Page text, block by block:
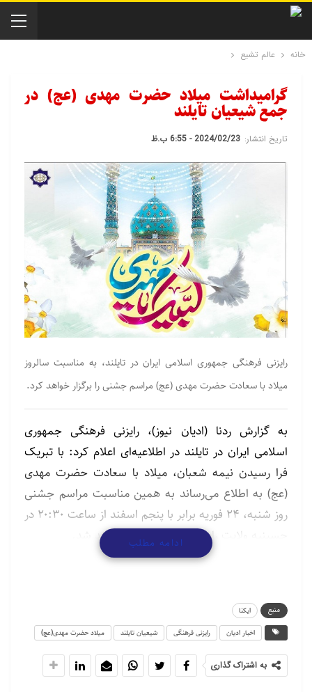
خانه عالم تشیع
گرامیداشت میلاد حضرت مهدی (عج) در
جمع شیعیان تایلند
تاریخ انتشار: 2024/02/23 - 6:55 ب.ظ
رایزنی فرهنگی جمهوری اسلامی ایران در تایلند، به مناسبت سالروز
میلاد با سعادت حضرت مهدی (عج) مراسم جشنی را برگزار خواهد کرد.
به گزارش ردنا (ادیان نیوز)، رایزنی فرهنگی جمهوری
اسلامی ایران در تایلند در اطلاعیه‌ای اعلام کرد: با تبریک
فرا رسیدن نیمه شعبان، میلاد با سعادت حضرت مهدی
(عج) به اطلاع می‌رساند به همین مناسبت مراسم جشنی
روز شنبه، ۲۴ فوریه برابر با پنجم اسفند از ساعت ۲۰:۳۰ در
حسینیه ولایت رایزنی فرهنگی برگزار خواهد شد.
کمتری دارد
2026/07/23 - 09:21
ادامه مطلب
منبع
ایکنا
اخبار ادیان
رایزنی فرهنگی شیعیان تایلند میلاد حضرت مهدی(عج)
به اشتراک گذاری